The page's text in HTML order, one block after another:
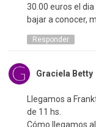
30.00 euros el
bajar a conocer,
Responder
Graciela Betty
Llegamos a
de 11 hs.
Cómo llegamos